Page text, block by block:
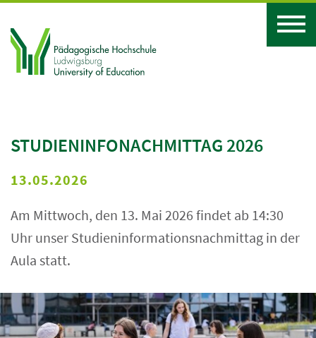
STUDIENINFONACHMITTAG 2026
13.05.2026
Am Mittwoch, den 13. Mai 2026 findet ab 14:30
Uhr unser Studieninformationsnachmittag in der
Aula statt.